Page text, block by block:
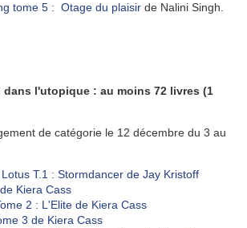
tome 5 : Otage du plaisir de Nalini Singh.
dans l'utopique : au moins 72 livres (1
de catégorie le 12 décembre du 3 au
T.1 : Stormdancer de Jay Kristoff
Kiera Cass
2 : L'Elite de Kiera Cass
3 de Kiera Cass